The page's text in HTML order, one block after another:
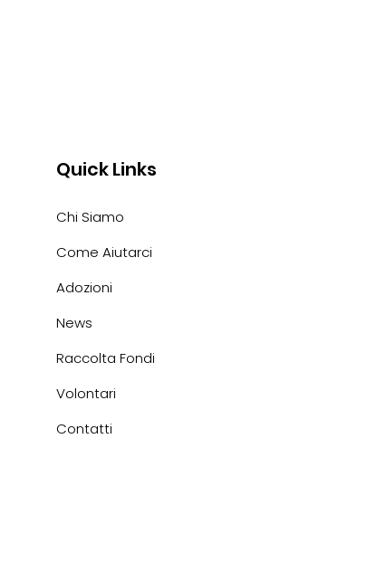
Quick Links
Chi Siamo
Come Aiutarci
Adozioni
News
Raccolta Fondi
Volontari
Contatti